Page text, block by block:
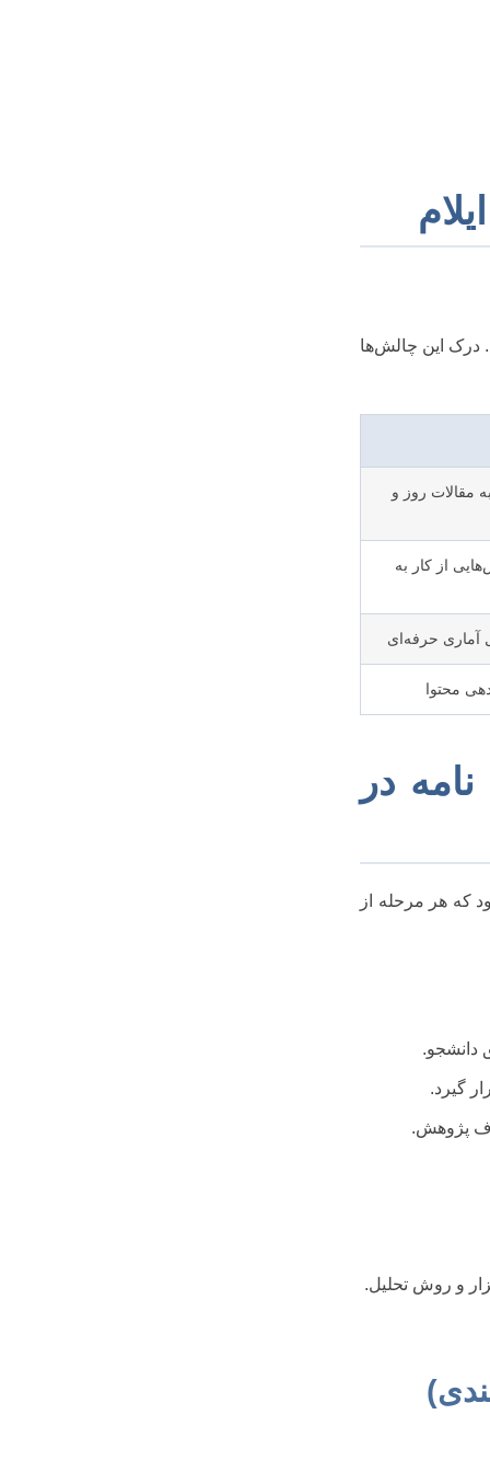
درک این چالش‌ها
مقالات روز و
از کار به
آماری حرفه‌ای
محتوا
در
که هر مرحله از
دانشجو.
گیرد.
پژوهش.
و روش تحلیل.